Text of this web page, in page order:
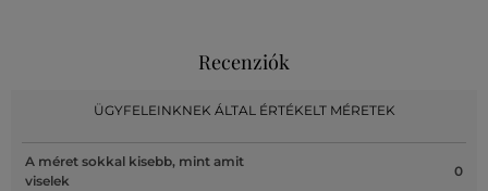
Recenziók
ÜGYFELEINKNEK ÁLTAL ÉRTÉKELT MÉRETEK
A méret sokkal kisebb, mint amit
viselek
0